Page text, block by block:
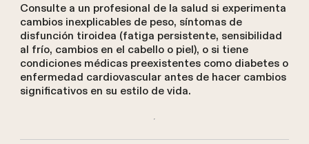
Consulte a un profesional de la salud si experimenta
cambios inexplicables de peso, síntomas de
disfunción tiroidea (fatiga persistente, sensibilidad
al frío, cambios en el cabello o piel), o si tiene
condiciones médicas preexistentes como diabetes o
enfermedad cardiovascular antes de hacer cambios
significativos en su estilo de vida.